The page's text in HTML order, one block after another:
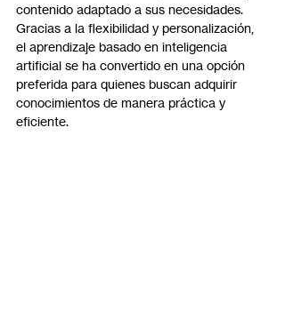
contenido adaptado a sus necesidades.
Gracias a la flexibilidad y personalización,
el aprendizaje basado en inteligencia
artificial se ha convertido en una opción
preferida para quienes buscan adquirir
conocimientos de manera práctica y
eficiente.